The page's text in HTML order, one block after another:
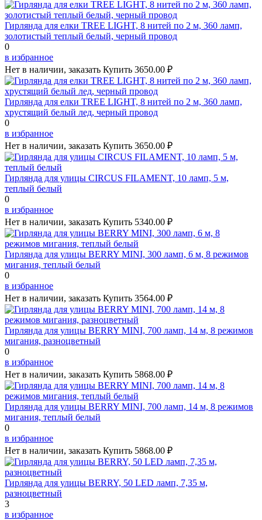
Гирлянда для елки TREE LIGHT, 8 нитей по 2 м, 360 ламп,
золотистый теплый белый, черный провод
0
в избранное
Нет в наличии, заказать Купить 3650.00 ₽
Гирлянда для елки TREE LIGHT, 8 нитей по 2 м, 360 ламп,
хрустящий белый лед, черный провод
0
в избранное
Нет в наличии, заказать Купить 3650.00 ₽
Гирлянда для улицы CIRCUS FILAMENT, 10 ламп, 5 м,
теплый белый
0
в избранное
Нет в наличии, заказать Купить 5340.00 ₽
Гирлянда для улицы BERRY MINI, 300 ламп, 6 м, 8 режимов
мигания, теплый белый
0
в избранное
Нет в наличии, заказать Купить 3564.00 ₽
Гирлянда для улицы BERRY MINI, 700 ламп, 14 м, 8 режимов
мигания, разноцветный
0
в избранное
Нет в наличии, заказать Купить 5868.00 ₽
Гирлянда для улицы BERRY MINI, 700 ламп, 14 м, 8 режимов
мигания, теплый белый
0
в избранное
Нет в наличии, заказать Купить 5868.00 ₽
Гирлянда для улицы BERRY, 50 LED ламп, 7,35 м,
разноцветный
3
в избранное